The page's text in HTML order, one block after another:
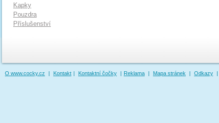
Kapky
Pouzdra
Příslušenství
O www.cocky.cz | Kontakt | Kontaktní čočky | Reklama | Mapa stránek | Odkazy |